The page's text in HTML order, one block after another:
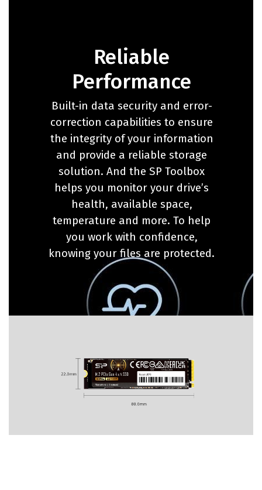
Reliable
Performance
Built-in data security and error-
correction capabilities to ensure
the integrity of your information
and provide a reliable storage
solution. And the SP Toolbox
helps you monitor your drive’s
health, available space,
temperature and more. To help
you work with confidence,
knowing your files are protected.